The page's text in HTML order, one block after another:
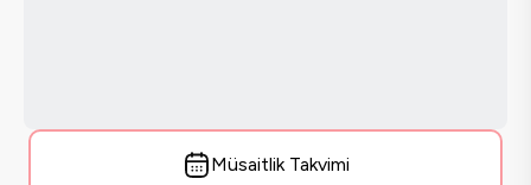
Müsaitlik Takvimi